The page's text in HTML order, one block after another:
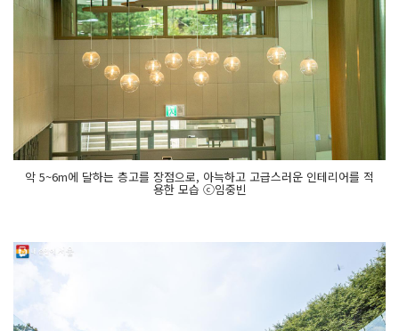
악 5~6m에 달하는 층고를 장점으로, 아늑하고 고급스러운 인테리어를 적
용한 모습 ⓒ임중빈